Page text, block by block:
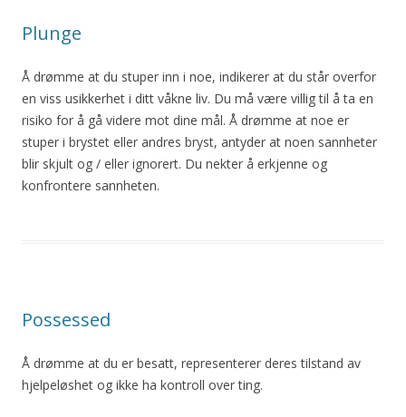
Plunge
Å drømme at du stuper inn i noe, indikerer at du står overfor
en viss usikkerhet i ditt våkne liv. Du må være villig til å ta en
risiko for å gå videre mot dine mål. Å drømme at noe er
stuper i brystet eller andres bryst, antyder at noen sannheter
blir skjult og / eller ignorert. Du nekter å erkjenne og
konfrontere sannheten.
Possessed
Å drømme at du er besatt, representerer deres tilstand av
hjelpeløshet og ikke ha kontroll over ting.